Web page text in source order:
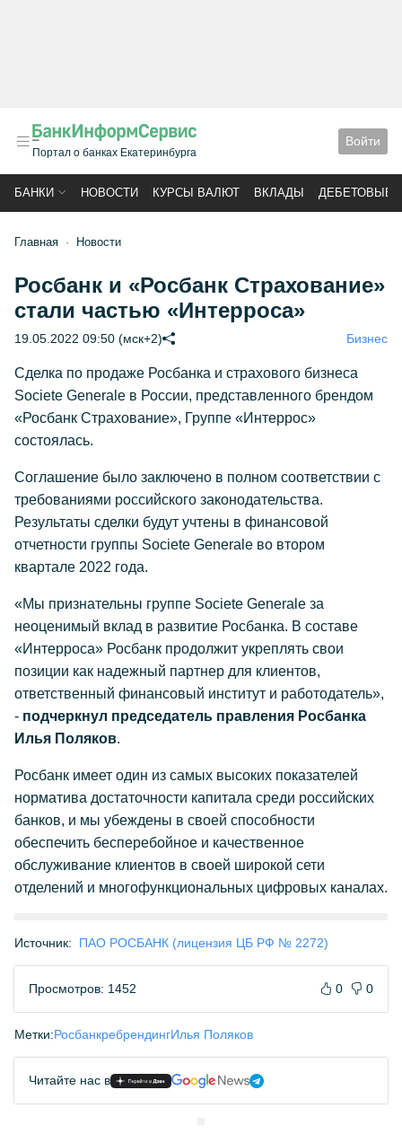
Портал о банках Екатеринбурга
Войти
БАНКИ НОВОСТИ КУРСЫ ВАЛЮТ ВКЛАДЫ ДЕБЕТОВЫЕ
Главная Новости
Росбанк и «Росбанк Страхование»
стали частью «Интерроса»
19.05.2022 09:50 (мск+2) Бизнес
Сделка по продаже Росбанка и страхового бизнеса
Societe Generale в России, представленного брендом
«Росбанк Страхование», Группе «Интеррос»
состоялась.
Соглашение было заключено в полном соответствии с
требованиями российского законодательства.
Результаты сделки будут учтены в финансовой
отчетности группы Societe Generale во втором
квартале 2022 года.
«Мы признательны группе Societe Generale за
неоценимый вклад в развитие Росбанка. В составе
«Интерроса» Росбанк продолжит укреплять свои
позиции как надежный партнер для клиентов,
ответственный финансовый институт и работодатель»,
- подчеркнул председатель правления Росбанка
Илья Поляков.
Росбанк имеет один из самых высоких показателей
норматива достаточности капитала среди российских
банков, и мы убеждены в своей способности
обеспечить бесперебойное и качественное
обслуживание клиентов в своей широкой сети
отделений и многофункциональных цифровых каналах.
Источник: ПАО РОСБАНК (лицензия ЦБ РФ № 2272)
Просмотров: 1452 0 0
Метки:РосбанкребрендингИлья Поляков
Читайте нас в